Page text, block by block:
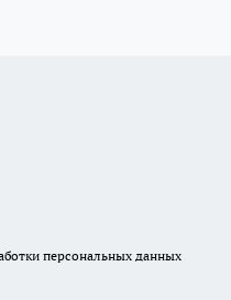
персональных данных